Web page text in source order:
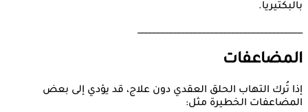
بالبكتيريا.
________________________________________
المضاعفات
إذا تُرك التهاب الحلق العقدي دون علاج، قد يؤدي إلى بعض
المضاعفات الخطيرة مثل: